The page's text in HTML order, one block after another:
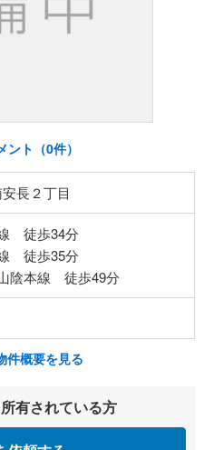
ント（0件）
長２丁目
徒歩34分
徒歩35分
陰本線 徒歩49分
件概要を見る
有されている方